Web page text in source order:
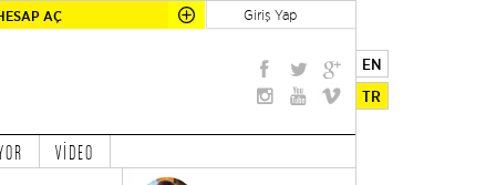
AÇ Giriş Yap
EN
TR
VİDEO